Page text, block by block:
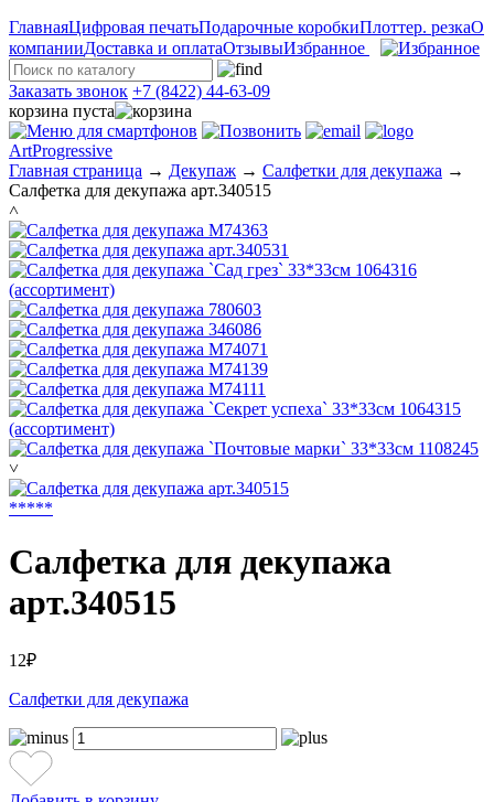
ГлавнаяЦифровая печатьПодарочные коробкиПлоттер. резкаО
компанииДоставка и оплатаОтзывыИзбранное
Заказать звонок +7 (8422) 44-63-09
корзина пуста
ArtProgressive
Главная страница → Декупаж → Салфетки для декупажа →
Салфетка для декупажа арт.340515
˄
˅
*****
Салфетка для декупажа
арт.340515
12₽
Салфетки для декупажа